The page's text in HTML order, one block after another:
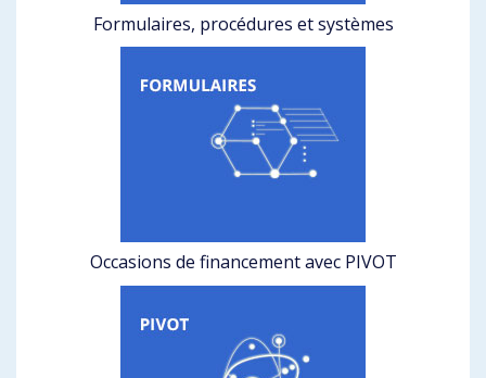
Formulaires, procédures et systèmes
Occasions de financement avec PIVOT